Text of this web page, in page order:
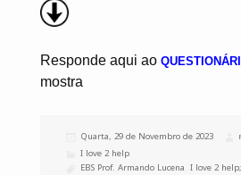
Responde aqui ao
mostra
Publicado
Quarta, 29 de Novembro de 2023
Categorias
I love 2 help
Etiquetas
EBS Prof. Armando Lucena ,I love 2